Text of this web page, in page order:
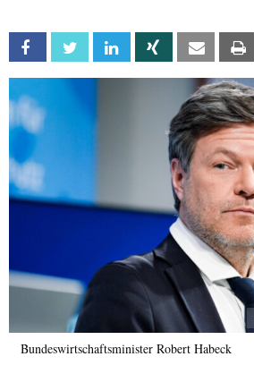
Facebook Twitter Linkedin Xing Email
Bundeswirtschaftsminister Robert Habeck